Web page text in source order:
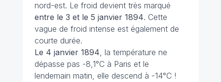
nord-est. Le froid devient très marqué
entre le 3 et le 5 janvier 1894. Cette
vague de froid intense est également de
courte durée.
Le 4 janvier 1894, la température ne
dépasse pas -8,1°C à Paris et le
lendemain matin, elle descend à -14°C !